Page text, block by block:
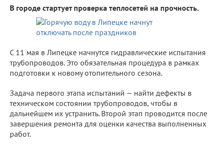
В городе стартует проверка теплосетей на прочность.
С 11 мая в Липецке начнутся гидравлические испытания
трубопроводов. Это обязательная процедура в рамках
подготовки к новому отопительного сезона.
Задача первого этапа испытаний — найти дефекты в
техническом состоянии трубопроводов, чтобы в
дальнейшем их устранить. Второй этап проводится после
завершения ремонта для оценки качества выполненных
работ.